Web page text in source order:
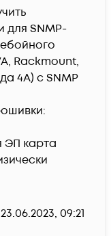
для SNMP-
Rackmount,
4А) c SNMP
ЭП карта
23.06.2023, 09:21